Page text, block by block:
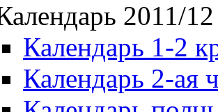
2011/12
Календарь 1-2
Календарь 2-ая